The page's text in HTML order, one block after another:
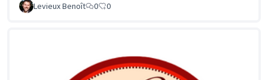
Levieux Benoît 0 0